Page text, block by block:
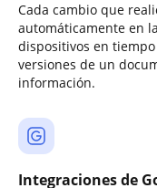
Cada cambio que
automáticamente en
dispositivos en
versiones de un
información.
Integraciones de